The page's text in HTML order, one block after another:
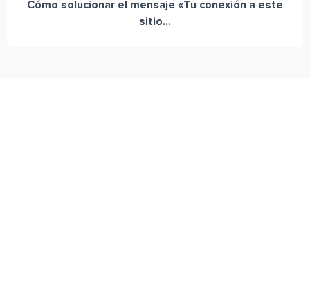
Cómo solucionar el mensaje «Tu conexión a este
sitio...